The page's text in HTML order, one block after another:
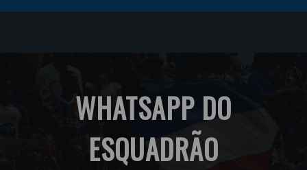
WHATSAPP DO
ESQUADRÃO